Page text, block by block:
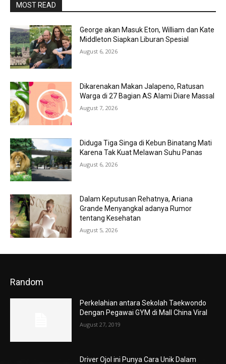
MOST READ
George akan Masuk Eton, William dan Kate
Middleton Siapkan Liburan Spesial
August 6, 2026
Dikarenakan Makan Jalapeno, Ratusan
Warga di 27 Bagian AS Alami Diare Massal
August 7, 2026
Diduga Tiga Singa di Kebun Binatang Mati
Karena Tak Kuat Melawan Suhu Panas
August 6, 2026
Dalam Keputusan Rehatnya, Ariana
Grande Menyangkal adanya Rumor
tentang Kesehatan
August 5, 2026
Random
Perkelahian antara Sekolah Taekwondo
Dengan Pegawai GYM di Mall China Viral
August 27, 2019
Driver Ojol ini Punya Cara Unik Dalam